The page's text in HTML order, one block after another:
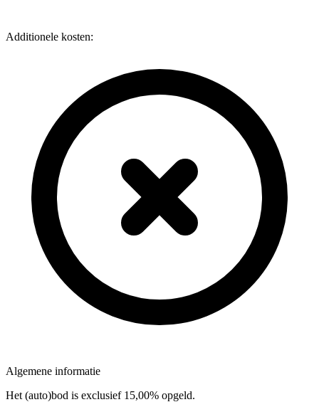
Additionele kosten:
Algemene informatie
Het (auto)bod is exclusief 15,00% opgeld.